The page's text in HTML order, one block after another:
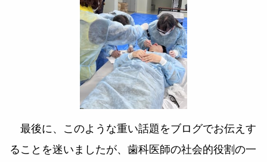
最後に、このような重い話題をブログでお伝えす
ることを迷いましたが、歯科医師の社会的役割の一